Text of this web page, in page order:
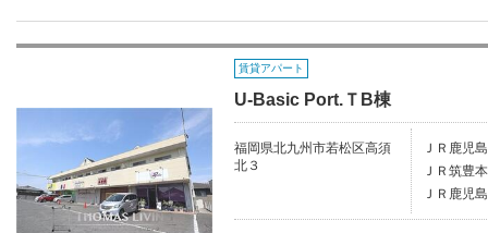
賃貸アパート
U-Basic Port.ＴB棟
福岡県北九州市若松区高須
北３
ＪＲ鹿児
ＪＲ筑豊
ＪＲ鹿児